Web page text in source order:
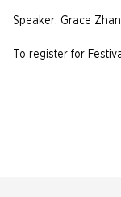
Speaker: Grace
To register for